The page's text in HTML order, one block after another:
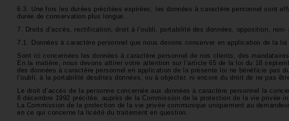
6.3. Une fois les durées précitées expirées, les données à caractère personnel sont
durée de conservation plus longue.
7. Droits d’accès, rectification, droit à l’oubli, portabilité des données, opposition,
7.1. Données à caractère personnel que nous devons conserver en application de la
Sont ici concernées les données à caractère personnel de nos clients, des
En la matière, nous devons attirer votre attention sur l’article 65 de la loi du 18
des données à caractère personnel en application de la présente loi ne bénéficie pas
l’oubli, à la portabilité desdites données, ou à objecter, ni encore du droit de ne pas
Le droit d’accès de la personne concernée aux données à caractère personnel la
8 décembre 1992 précitée, auprès de la Commission de la protection de la vie privée
La Commission de la protection de la vie privée communique uniquement au
en ce qui concerne la licéité du traitement en question.